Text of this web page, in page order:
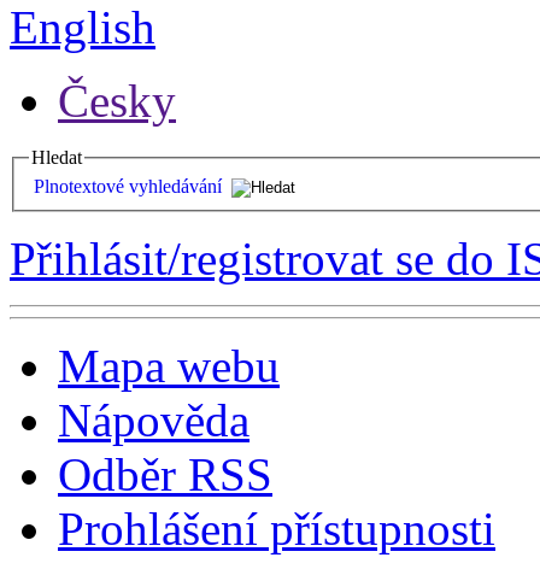
English
Česky
Hledat
Plnotextové vyhledávání
Přihlásit/registrovat se do
Mapa webu
Nápověda
Odběr RSS
Prohlášení přístupnosti